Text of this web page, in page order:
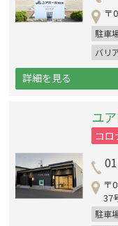
〒
駐車
バリ
詳細を見る
ユ
コロ
〒
37
駐車